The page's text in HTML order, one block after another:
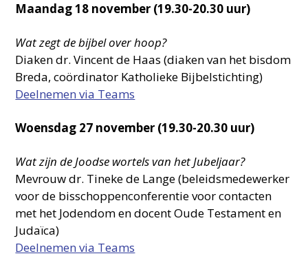
Maandag 18 november (19.30-20.30 uur)
Wat zegt de bijbel over hoop?
Diaken dr. Vincent de Haas (diaken van het bisdom
Breda, coördinator Katholieke Bijbelstichting)
Deelnemen via Teams
Woensdag 27 november (19.30-20.30 uur)
Wat zijn de Joodse wortels van het Jubeljaar?
Mevrouw dr. Tineke de Lange (beleidsmedewerker
voor de bisschoppenconferentie voor contacten
met het Jodendom en docent Oude Testament en
Judaïca)
Deelnemen via Teams